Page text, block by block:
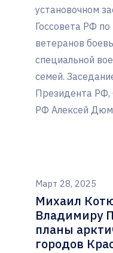
установочном
Госсовета РФ
ветеранов
специальной
семей.
Президента РФ,
РФ Алексей
Март 28, 2025
Михаил
Владимиру
планы
городов